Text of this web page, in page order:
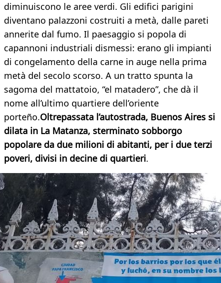
diminuiscono le aree verdi. Gli edifici parigini
diventano palazzoni costruiti a metà, dalle pareti
annerite dal fumo. Il paesaggio si popola di
capannoni industriali dismessi: erano gli impianti
di congelamento della carne in auge nella prima
metà del secolo scorso. A un tratto spunta la
sagoma del mattatoio, “el matadero”, che dà il
nome all’ultimo quartiere dell’oriente
porteño.Oltrepassata l’autostrada, Buenos Aires si
dilata in La Matanza, sterminato sobborgo
popolare da due milioni di abitanti, per i due terzi
poveri, divisi in decine di quartieri.